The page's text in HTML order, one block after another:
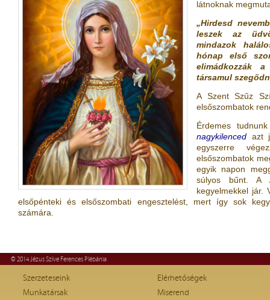
látnoknak
„Hirdesd
leszek az
mindazok
hónap első
elimádkozzák
társamul
A Szent Szűz
elsőszombatok
Érdemes
nagykilenced azt
egyszerre
elsőszombatok
egyik napon
súlyos bűnt. A
kegyelmekkel jár.
elsőpénteki és elsőszombati engesztelést, mert így sok
számára.
© 2014 Jézus Szíve Ferences Plébánia
Szerzeteseink
Munkatársak
Elérhetőségek
Miserend